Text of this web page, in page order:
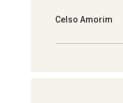
Celso Amorim